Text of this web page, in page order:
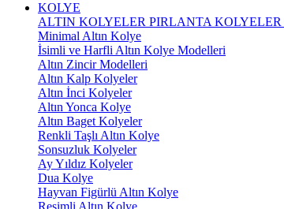
KOLYE
ALTIN KOLYELER PIRLANTA KOLYELER
Minimal Altın Kolye
İsimli ve Harfli Altın Kolye Modelleri
Altın Zincir Modelleri
Altın Kalp Kolyeler
Altın İnci Kolyeler
Altın Yonca Kolye
Altın Baget Kolyeler
Renkli Taşlı Altın Kolye
Sonsuzluk Kolyeler
Ay Yıldız Kolyeler
Dua Kolye
Hayvan Figürlü Altın Kolye
Resimli Altın Kolye